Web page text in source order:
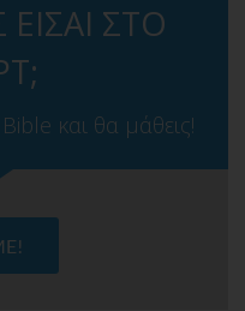
ΣΤΟ
και θα μάθεις!